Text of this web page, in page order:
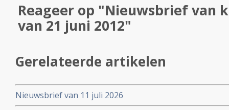
Reageer op "Nieuwsbrief van
van 21 juni 2012"
Gerelateerde artikelen
Nieuwsbrief van 11 juli 2026